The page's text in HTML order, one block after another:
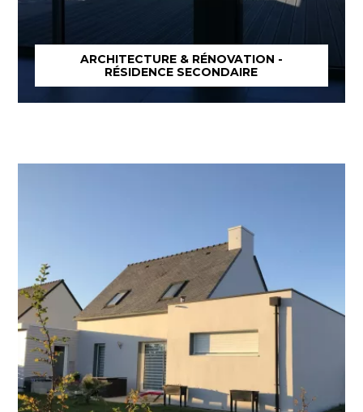
ARCHITECTURE & RÉNOVATION -
RÉSIDENCE SECONDAIRE